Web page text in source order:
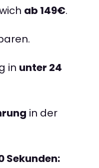
ab 149€.
in unter 24
in der
Sekunden: